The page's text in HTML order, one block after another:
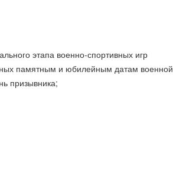
этапа военно-спортивных игр
памятным и юбилейным датам военной
призывника;